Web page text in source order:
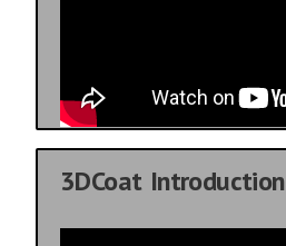
3DCoat Introduction